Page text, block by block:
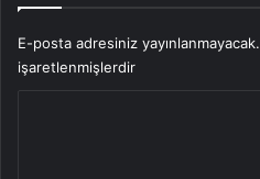
E-posta adresiniz yayınlanmayacak.
işaretlenmişlerdir